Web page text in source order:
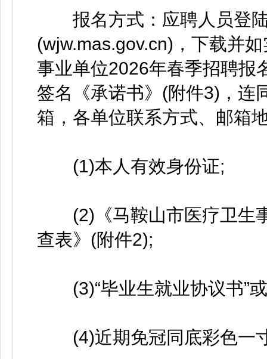
报名方式：应聘人员登陆
(wjw.mas.gov.cn)，下载并
事业单位2026年春季招聘报
签名《承诺书》(附件3)，连
箱，各单位联系方式、邮箱
(1)本人有效身份证;
(2)《马鞍山市医疗卫生
查表》(附件2);
(3)“毕业生就业协议书”或
(4)近期免冠同底彩色一